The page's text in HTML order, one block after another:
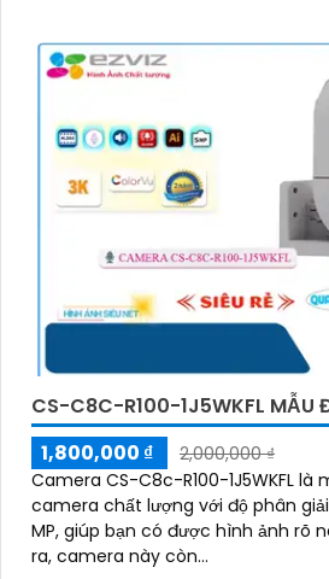
CS-C8C-R100-1J5WKFL MẪU
1,800,000 ₫
2,000,000 ₫
Camera CS-C8c-R100-1J5WKFL là
camera chất lượng với độ phân
MP, giúp bạn có được hình ảnh rõ nét
ra, camera này còn...